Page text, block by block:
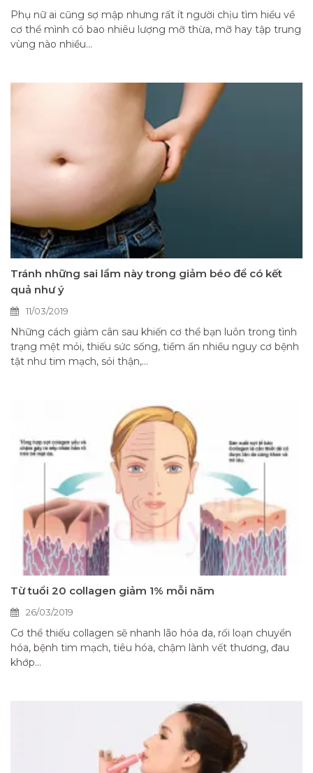
Phụ nữ ai cũng sợ mập nhưng rất ít người chịu tìm hiểu về
cơ thể mình có bao nhiêu lượng mỡ thừa, mỡ hay tập trung
vùng nào nhiều...
Tránh những sai lầm này trong giảm béo để có kết
quả như ý
11/03/2019
Những cách giảm cân sau khiến cơ thể bạn luôn trong tình
trạng mệt mỏi, thiếu sức sống, tiềm ẩn nhiều nguy cơ bệnh
tật như tim mạch, sỏi thận,...
Từ tuổi 20 collagen giảm 1% mỗi năm
26/03/2019
Cơ thể thiếu collagen sẽ nhanh lão hóa da, rối loạn chuyển
hóa, bệnh tim mạch, tiêu hóa, chậm lành vết thương, đau
khớp...